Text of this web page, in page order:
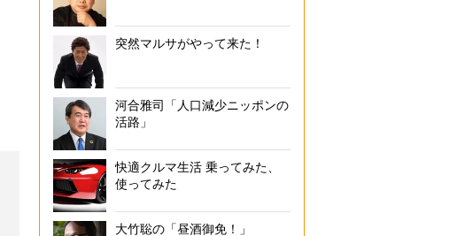
突然マルサがやって来た！
河合雅司「人口減少ニッポンの
活路」
快適クルマ生活 乗ってみた、
使ってみた
大竹聡の「昼酒御免！」